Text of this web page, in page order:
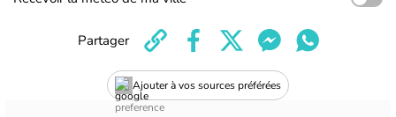
Ajouter à vos sources préférées
Partager